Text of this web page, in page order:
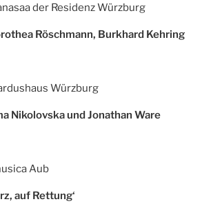
der Residenz Würzburg
Röschmann, Burkhard Kehring
Würzburg
Nikolovska und Jonathan Ware
Aub
auf Rettung‘